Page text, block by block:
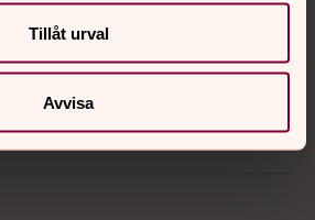
Tillåt urval
Avvisa